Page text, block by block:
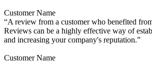
Customer Name
“A review from a customer who benefited
Reviews can be a highly effective way of
and increasing your company's reputation.”
Customer Name